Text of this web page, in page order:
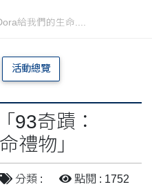
給我們的生命....
活動總覽
93奇蹟：
禮物」
分類 : 點閱 : 1752